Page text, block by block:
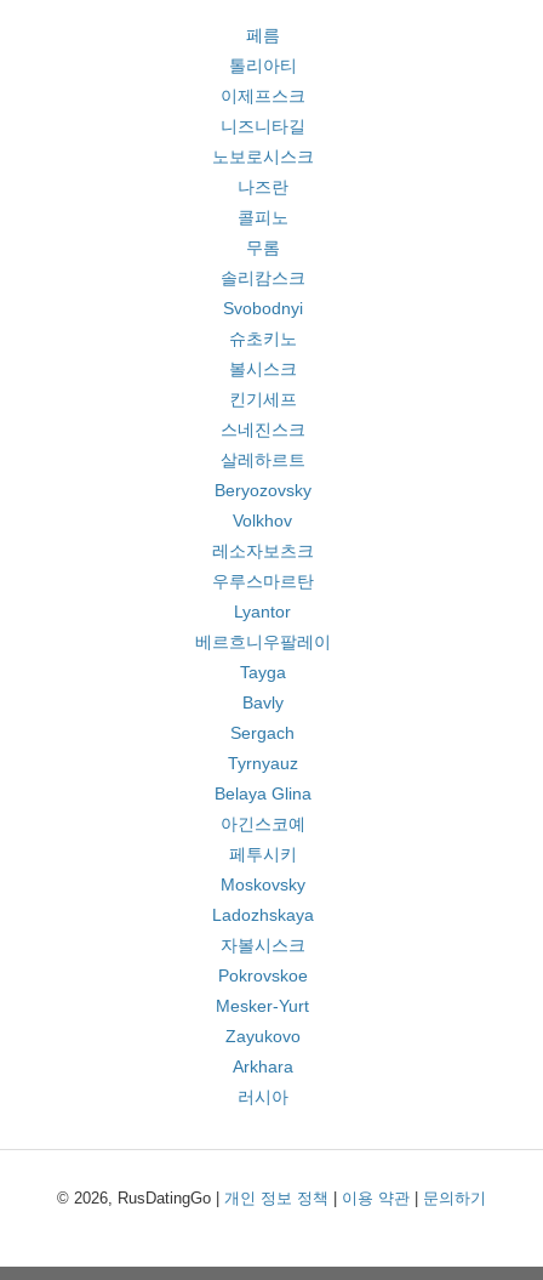
페름
톨리아티
이제프스크
니즈니타길
노보로시스크
나즈란
콜피노
무롬
솔리캄스크
Svobodnyi
슈초키노
볼시스크
킨기세프
스네진스크
살레하르트
Beryozovsky
Volkhov
레소자보츠크
우루스마르탄
Lyantor
베르흐니우팔레이
Tayga
Bavly
Sergach
Tyrnyauz
Belaya Glina
아긴스코예
페투시키
Moskovsky
Ladozhskaya
자볼시스크
Pokrovskoe
Mesker-Yurt
Zayukovo
Arkhara
러시아
© 2026, RusDatingGo | 개인 정보 정책 이용 약관 문의하기